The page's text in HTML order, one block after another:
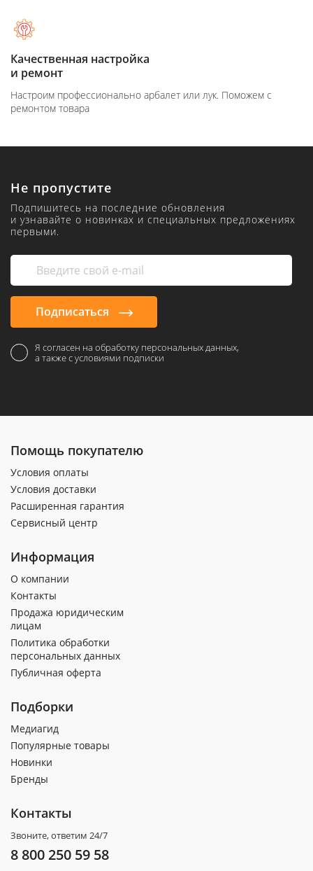
Качественная настройка
и ремонт
Настроим профессионально арбалет или лук. Поможем с
ремонтом товара
Не пропустите
Подпишитесь на последние обновления
и узнавайте о новинках и специальных предложениях
первыми.
Подписаться
Я согласен на обработку персональных данных,
а также с условиями подписки
Помощь покупателю
Условия оплаты
Условия доставки
Расширенная гарантия
Сервисный центр
Информация
О компании
Контакты
Продажа юридическим
лицам
Политика обработки
персональных данных
Публичная оферта
Подборки
Медиагид
Популярные товары
Новинки
Бренды
Контакты
Звоните, ответим 24/7
8 800 250 59 58